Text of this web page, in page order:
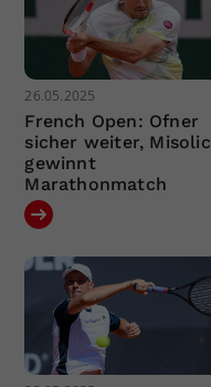
26.05.2025
French Open: Ofner
sicher weiter, Misolic
gewinnt
Marathonmatch